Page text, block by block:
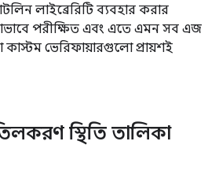
লাইব্রেরিটি ব্যবহার করার
পরীক্ষিত এবং এতে এমন সব এজ
কাস্টম ভেরিফায়ারগুলো প্রায়শই
স্থিতি তালিকা